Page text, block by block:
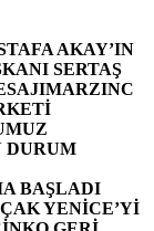
AKAY’IN
SERTAŞ
MARZINC
DURUM
BAŞLADI
YENİCE’Yİ